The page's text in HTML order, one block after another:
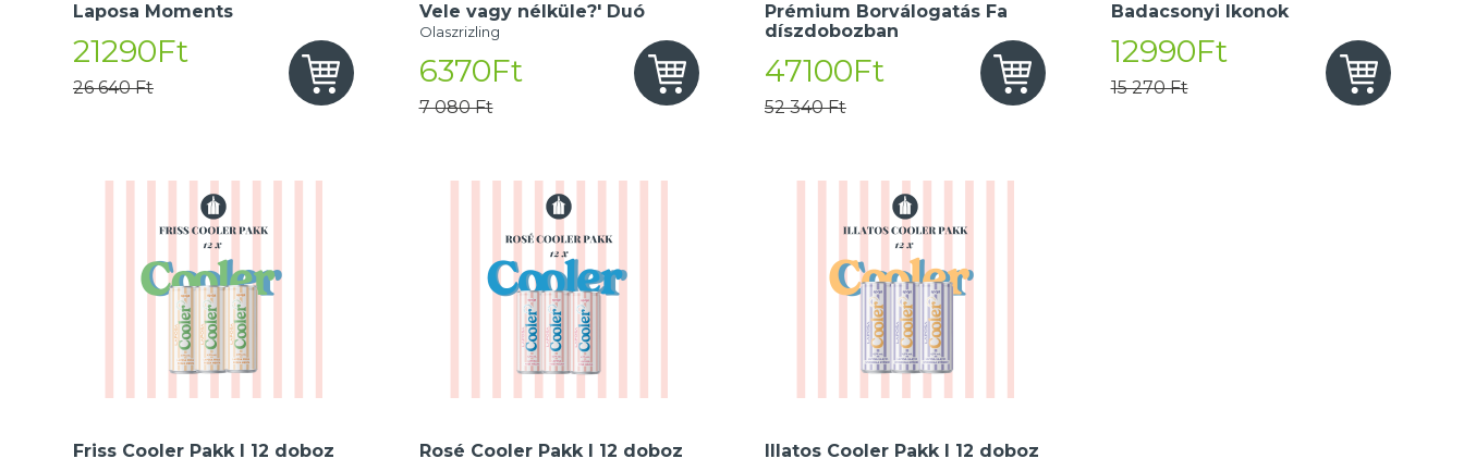
Laposa Moments
21290Ft
26 640 Ft
Vele vagy nélküle?' Duó
Olaszrizling
6370Ft
7 080 Ft
Prémium Borválogatás Fa
díszdobozban
47100Ft
52 340 Ft
Badacsonyi Ikonok
12990Ft
15 270 Ft
Friss Cooler Pakk I 12 doboz Rosé Cooler Pakk I 12 doboz Illatos Cooler Pakk I 12 doboz